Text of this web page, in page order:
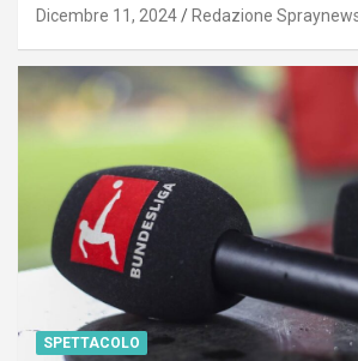
Dicembre 11, 2024 Redazione
SPETTACOLO